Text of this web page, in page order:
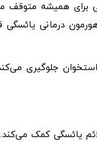
همیشه متوقف
درمانی یائسگی
جلوگیری